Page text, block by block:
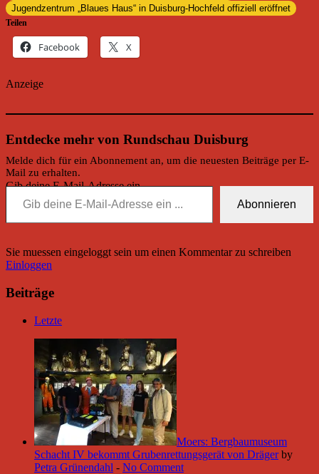
Jugendzentrum „Blaues Haus“ in Duisburg-Hochfeld offiziell eröffnet
Teilen
Facebook X
Anzeige
Entdecke mehr von Rundschau Duisburg
Melde dich für ein Abonnement an, um die neuesten Beiträge per E-
Mail zu erhalten.
Gib deine E-Mail-Adresse ein ...
Abonnieren
Sie muessen eingeloggt sein um einen Kommentar zu schreiben
Einloggen
Beiträge
Letzte
Moers: Bergbaumuseum
Schacht IV bekommt Grubenrettungsgerät von Dräger by
Petra Grünendahl - No Comment